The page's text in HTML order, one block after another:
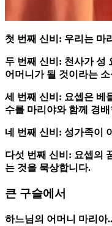
첫 번째 신비: 우리는 마
두 번째 신비: 천사가 성
어머니가 될 것이라는
세 번째 신비: 요셉은 베
수를 마리야와 함께 경
네 번째 신비: 성가족이
다섯 번째 신비: 요셉의
는 것을 묵상합니다.
큰 구슬에서
하느님의 어머니 마리아